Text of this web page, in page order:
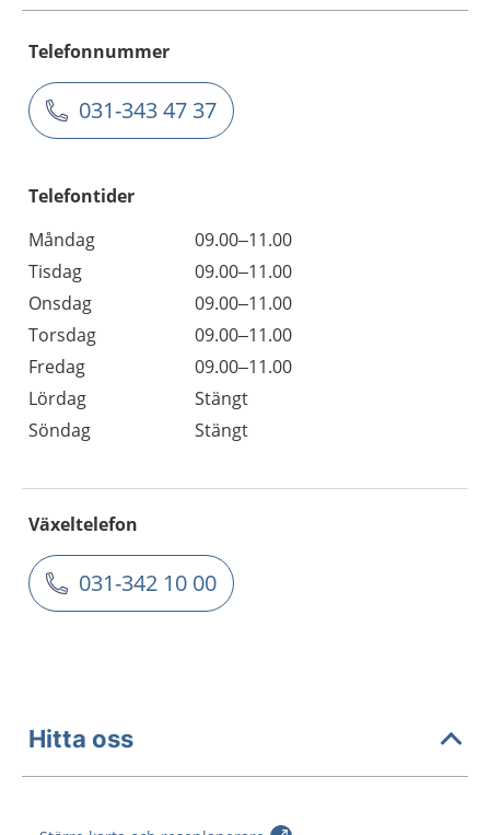
Telefonnummer
031-343 47 37
Telefontider
Måndag
09.00–11.00
Tisdag
09.00–11.00
Onsdag
09.00–11.00
Torsdag
09.00–11.00
Fredag
09.00–11.00
Lördag
Stängt
Söndag
Stängt
Växeltelefon
031-342 10 00
Hitta oss